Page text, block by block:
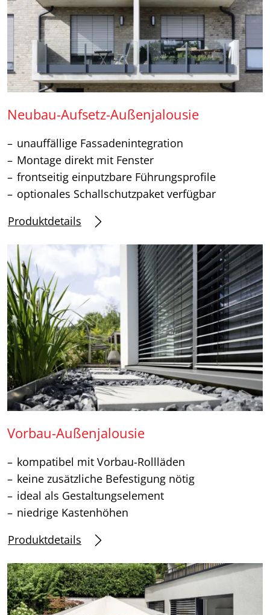
Neubau-Aufsetz-Außenjalousie
unauffällige Fassadenintegration
Montage direkt mit Fenster
frontseitig einputzbare Führungsprofile
optionales Schallschutzpaket verfügbar
Produktdetails
Vorbau-Außenjalousie
kompatibel mit Vorbau-Rollläden
keine zusätzliche Befestigung nötig
ideal als Gestaltungselement
niedrige Kastenhöhen
Produktdetails